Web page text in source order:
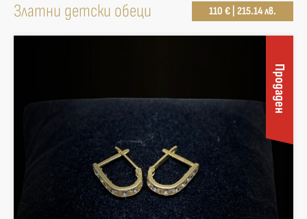
Златни детски обеци 110 € | 215.14 лв.
Продаден